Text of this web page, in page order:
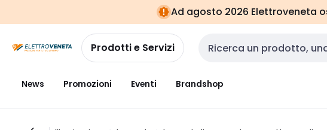
navigazionealla
pagina
Ad agosto 2026 Elettroveneta
Prodotti e Servizi Cerca input
News Promozioni Eventi Brandshop